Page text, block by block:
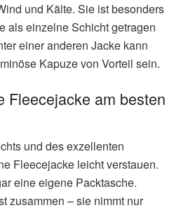
und Kälte. Sie ist besonders
als einzelne Schicht getragen
einer anderen Jacke kann
Kapuze von Vorteil sein.
Fleecejacke am besten
und des exzellenten
Fleecejacke leicht verstauen.
eine eigene Packtasche.
zusammen – sie nimmt nur